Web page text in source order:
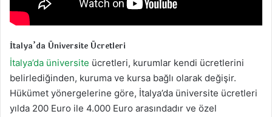
İtalya’da Üniversite Ücretleri
İtalya’da üniversite ücretleri, kurumlar kendi ücretlerini
belirlediğinden, kuruma ve kursa bağlı olarak değişir.
Hükümet yönergelerine göre, İtalya’da üniversite ücretleri
yılda 200 Euro ile 4.000 Euro arasındadır ve özel